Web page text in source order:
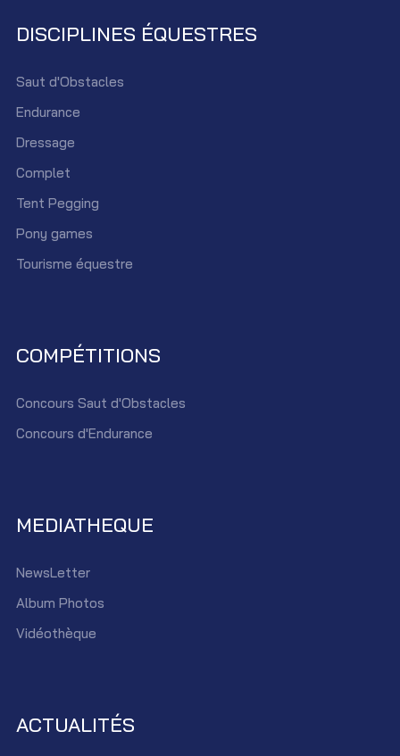
DISCIPLINES ÉQUESTRES
Saut d'Obstacles
Endurance
Dressage
Complet
Tent Pegging
Pony games
Tourisme équestre
COMPÉTITIONS
Concours Saut d'Obstacles
Concours d'Endurance
MEDIATHEQUE
NewsLetter
Album Photos
Vidéothèque
ACTUALITÉS